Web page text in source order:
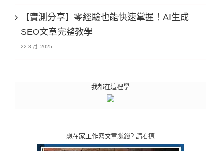
【實測分享】零經驗也能快速掌握！AI生成
SEO文章完整教學
22 3 月, 2025
我都在這裡學
想在家工作寫文章賺錢? 請看這